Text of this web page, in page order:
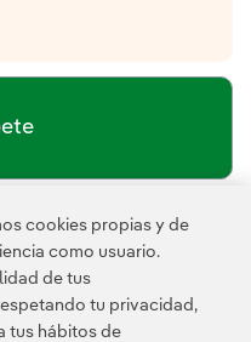
de privacidad de la
abre en ventana nueva.
y se aplican la
de servicio de
cookies propias y de
como usuario.
de tus
tu privacidad,
tus hábitos de